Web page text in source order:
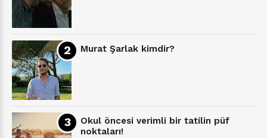
Murat Şarlak kimdir?
Okul öncesi verimli bir tatilin püf
noktaları!